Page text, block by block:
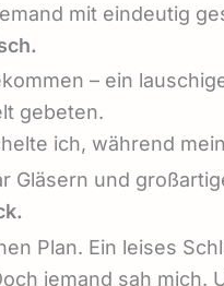
mit eindeutig
– ein
gebeten.
ich, während
Gläsern und
Plan. Ein leises
jemand sah mich.